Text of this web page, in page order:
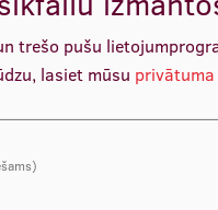
trešo pušu
lasiet mūsu